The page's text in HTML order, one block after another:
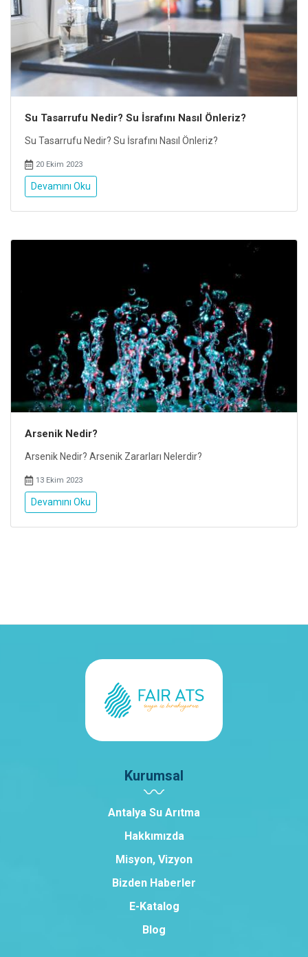
Su Tasarrufu Nedir? Su İsrafını Nasıl Önleriz?
Su Tasarrufu Nedir? Su İsrafını Nasıl Önleriz?
20 Ekim 2023
Devamını Oku
Arsenik Nedir?
Arsenik Nedir? Arsenik Zararları Nelerdir?
13 Ekim 2023
Devamını Oku
Kurumsal
Antalya Su Arıtma
Hakkımızda
Misyon, Vizyon
Bizden Haberler
E-Katalog
Blog